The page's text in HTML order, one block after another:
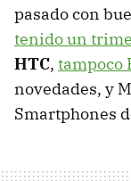
pasado con
tenido un
HTC, tampoco
novedades, y
Smartphones